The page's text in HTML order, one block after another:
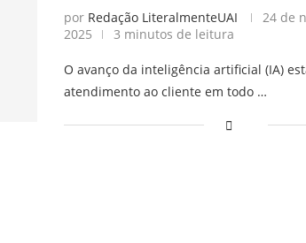
por Redação LiteralmenteUAI
24 de
2025
3 minutos de leitura
O avanço da inteligência artificial (IA)
atendimento ao cliente em todo …